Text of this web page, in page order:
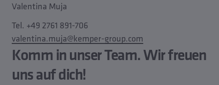
Valentina Muja
Tel. +49 2761 891-706
valentina.muja@kemper-group.com
Komm in unser Team. Wir freuen
uns auf dich!